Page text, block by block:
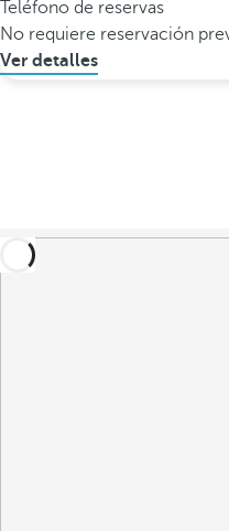
Teléfono de reservas
No requiere reservación
Ver detalles